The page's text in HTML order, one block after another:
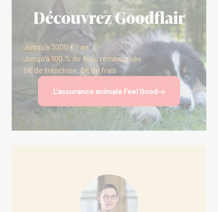
Découvrez Goodflair
Jusqu’à 3000 € / an
Jusqu’à 100 % de frais remboursés
0€ de franchise, 0€ de frais
L'assurance animale Feel Good